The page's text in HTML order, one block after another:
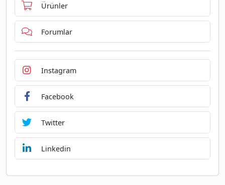
Ürünler
Forumlar
Instagram
Facebook
Twitter
Linkedin